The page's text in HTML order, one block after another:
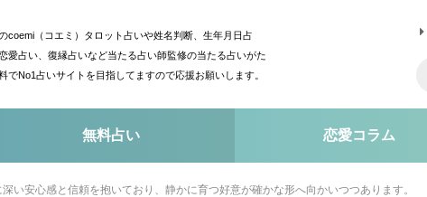
coemi（コエミ）タロット占いや姓名判断、生年月日占
愛占い、復縁占いなど当たる占い師監修の当たる占いがた
でNo1占いサイトを目指してますので応援お願いします。
無料占い 恋愛コラム
い安心感と信頼を抱いており、静かに育つ好意が確かな形へ向かいつつあります。